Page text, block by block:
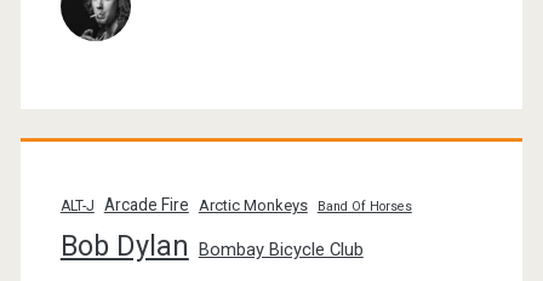
ALT-J Arcade Fire Arctic Monkeys Band Of Horses
Bob Dylan Bombay Bicycle Club